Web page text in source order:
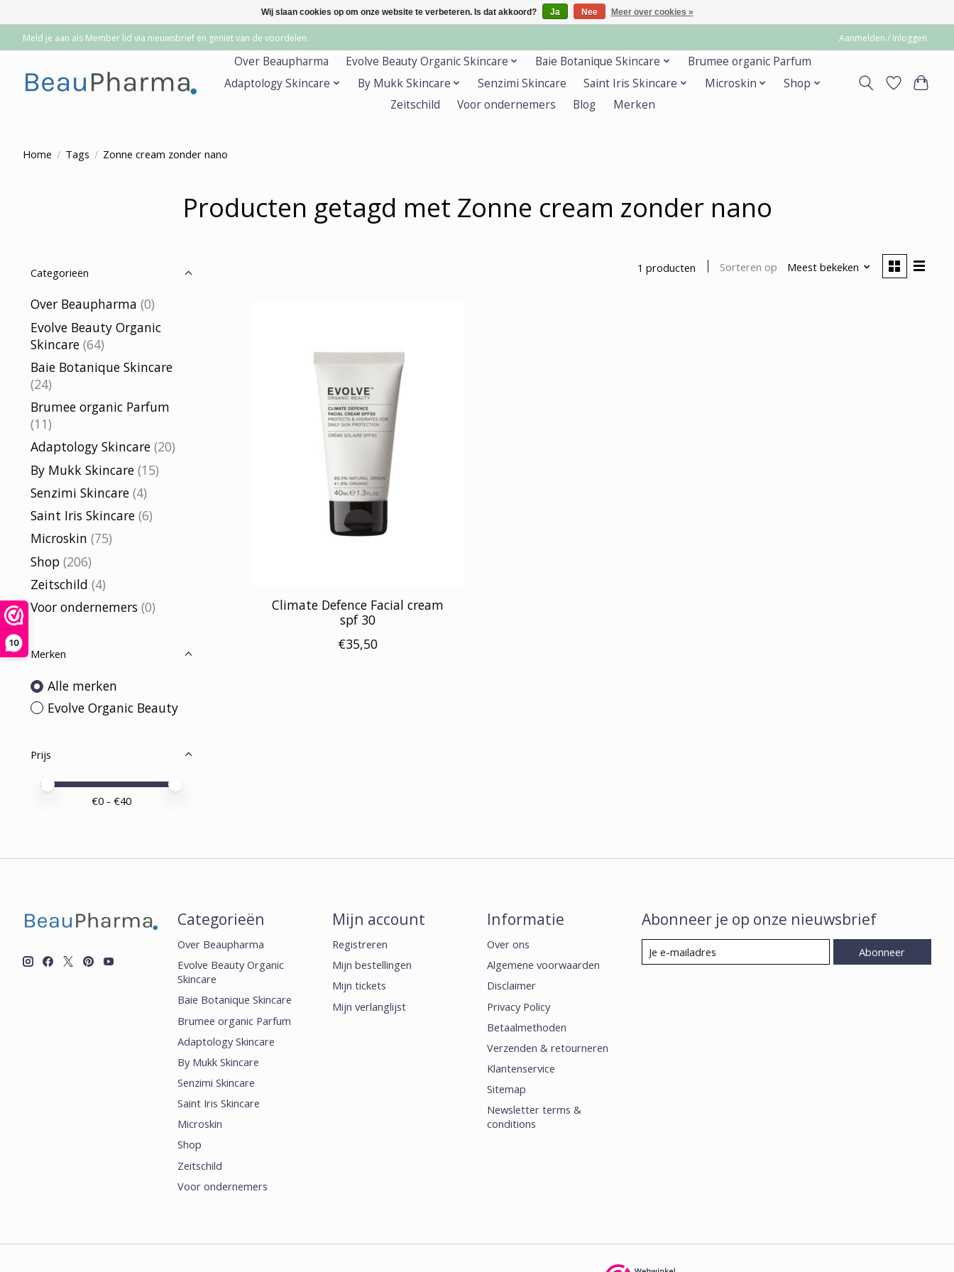
10
Meld je aan als Member lid via nieuwsbrief en geniet van de voordelen. Aanmelden / Inloggen
Over Beaupharma Evolve Beauty Organic Skincare Baie Botanique Skincare
Brumee organic Parfum
Adaptology Skincare
By Mukk Skincare Senzimi Skincare Saint Iris Skincare Microskin
Shop
Zeitschild
Voor ondernemers Blog Merken
Home / Tags / Zonne cream zonder nano
Producten getagd met Zonne cream zonder nano
Categorieën
Over Beaupharma (0)
Evolve Beauty Organic
Skincare (64)
Baie Botanique Skincare
(24)
Brumee organic Parfum
(11)
Adaptology Skincare (20)
By Mukk Skincare (15)
Senzimi Skincare (4)
Saint Iris Skincare (6)
Microskin (75)
Shop (206)
Zeitschild (4)
Voor ondernemers (0)
Merken
Alle merken
Evolve Organic Beauty
Prijs
Minimale prijswaarde
Price maximum value
€0 - €40
1 producten Sorteren op Meest bekeken
Climate Defence Facial cream
spf 30
€35,50
Categorieën
Over Beaupharma
Evolve Beauty Organic
Skincare
Baie Botanique Skincare
Brumee organic Parfum
Adaptology Skincare
By Mukk Skincare
Senzimi Skincare
Saint Iris Skincare
Microskin
Shop
Zeitschild
Voor ondernemers
Mijn account
Registreren
Mijn bestellingen
Mijn tickets
Mijn verlanglijst
Informatie
Over ons
Algemene voorwaarden
Disclaimer
Privacy Policy
Betaalmethoden
Verzenden & retourneren
Klantenservice
Sitemap
Newsletter terms &
conditions
Abonneer je op onze nieuwsbrief
Abonneer
Wij slaan cookies op om onze website te verbeteren. Is dat akkoord? Ja Nee Meer over cookies »